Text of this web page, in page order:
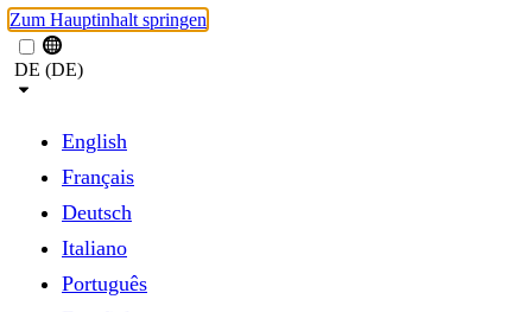
Zum Hauptinhalt springen
DE (DE)
English
Français
Deutsch
Italiano
Português